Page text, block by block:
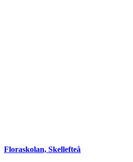
Floraskolan, Skellefteå